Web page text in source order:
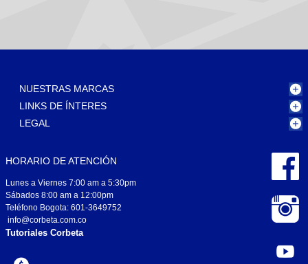
NUESTRAS MARCAS
LINKS DE ÍNTERES
LEGAL
HORARIO DE ATENCIÓN
Lunes a Viernes 7:00 am a 5:30pm
Sábados 8:00 am a 12:00pm
Teléfono Bogota: 601-3649752
info@corbeta.com.co
Tutoriales Corbeta